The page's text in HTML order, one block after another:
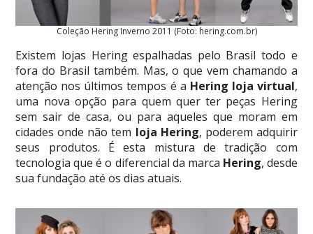
Coleção Hering Inverno 2011 (Foto: hering.com.br)
Existem lojas Hering espalhadas pelo Brasil todo e
fora do Brasil também. Mas, o que vem chamando a
atenção nos últimos tempos é a Hering loja virtual,
uma nova opção para quem quer ter peças Hering
sem sair de casa, ou para aqueles que moram em
cidades onde não tem loja Hering, poderem adquirir
seus produtos. É esta mistura de tradição com
tecnologia que é o diferencial da marca Hering, desde
sua fundação até os dias atuais.